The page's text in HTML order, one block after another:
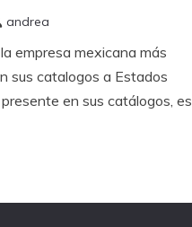
andrea
empresa mexicana más
sus catalogos a Estados
en sus catálogos, es